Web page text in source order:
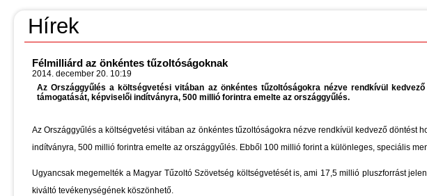
Hírek
Félmilliárd az önkéntes tűzoltóságoknak
2014. december 20. 10:19
Az Országgyűlés a költségvetési vitában az önkéntes tűzoltóságokra nézve rendkívül
támogatását, képviselői indítványra, 500 millió forintra emelte az országgyűlés.
Az Országgyűlés a költségvetési vitában az önkéntes tűzoltóságokra nézve rendkívül kedvező döntést
indítványra, 500 millió forintra emelte az országgyűlés. Ebből 100 millió forint a különleges, speciális
Ugyancsak megemelték a Magyar Tűzoltó Szövetség költségvetését is, ami 17,5 millió pluszforrást
kiváltó tevékenységének köszönhető.